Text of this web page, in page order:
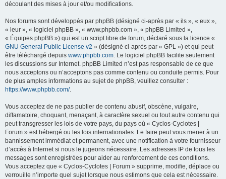
découlant des mises à jour et/ou modifications.
Nos forums sont développés par phpBB (désigné ci-après par « ils », « eux »,
« leur », « logiciel phpBB », « www.phpbb.com », « phpBB Limited »,
« Équipes phpBB ») qui est un script libre de forum, déclaré sous la licence «
GNU General Public License v2 » (désigné ci-après par « GPL ») et qui peut
être téléchargé depuis www.phpbb.com. Le logiciel phpBB facilite seulement
les discussions sur Internet. phpBB Limited n’est pas responsable de ce que
nous acceptons ou n’acceptons pas comme contenu ou conduite permis. Pour
de plus amples informations au sujet de phpBB, veuillez consulter :
https://www.phpbb.com/.
Vous acceptez de ne pas publier de contenu abusif, obscène, vulgaire,
diffamatoire, choquant, menaçant, à caractère sexuel ou tout autre contenu qui
peut transgresser les lois de votre pays, du pays où « Cyclos-Cyclotes |
Forum » est hébergé ou les lois internationales. Le faire peut vous mener à un
bannissement immédiat et permanent, avec une notification à votre fournisseur
d’accès à Internet si nous le jugeons nécessaire. Les adresses IP de tous les
messages sont enregistrées pour aider au renforcement de ces conditions.
Vous acceptez que « Cyclos-Cyclotes | Forum » supprime, modifie, déplace ou
verrouille n’importe quel sujet lorsque nous estimons que cela est nécessaire.